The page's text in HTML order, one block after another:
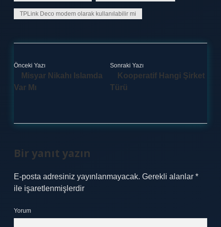
TPLink Deco modem olarak kullanılabilir mi
Önceki Yazı
Misyar Nikahı Islamda
Var Mı
Sonraki Yazı
Kooperatif Hangi Şirket
Türü
Bir yanıt yazın
E-posta adresiniz yayınlanmayacak. Gerekli alanlar *
ile işaretlenmişlerdir
Yorum